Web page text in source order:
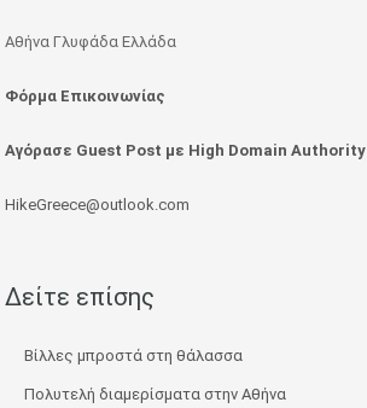
Αθήνα Γλυφάδα Ελλάδα
Φόρμα Επικοινωνίας
Αγόρασε Guest Post με High Domain Authority
HikeGreece@outlook.com
Δείτε επίσης
Βίλλες μπροστά στη θάλασσα
Πολυτελή διαμερίσματα στην Αθήνα